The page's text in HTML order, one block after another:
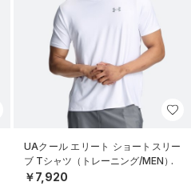
UAクール エリート ショートスリー
ブ Tシャツ（トレーニング/MEN）
￥7,920